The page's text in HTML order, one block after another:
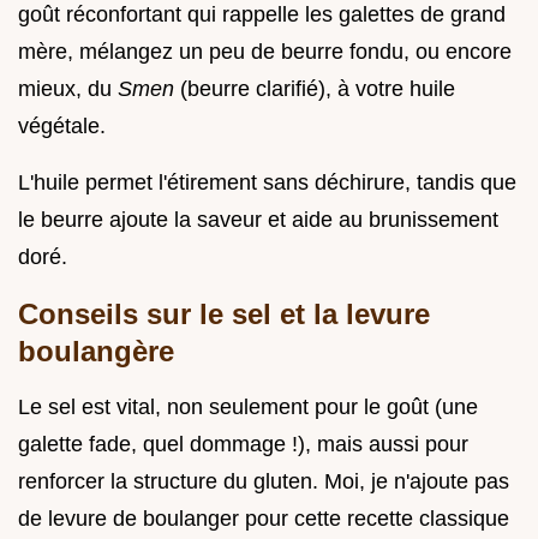
goût réconfortant qui rappelle les galettes de grand
mère, mélangez un peu de beurre fondu, ou encore
mieux, du Smen (beurre clarifié), à votre huile
végétale.
L'huile permet l'étirement sans déchirure, tandis que
le beurre ajoute la saveur et aide au brunissement
doré.
Conseils sur le sel et la levure
boulangère
Le sel est vital, non seulement pour le goût (une
galette fade, quel dommage !), mais aussi pour
renforcer la structure du gluten. Moi, je n'ajoute pas
de levure de boulanger pour cette recette classique